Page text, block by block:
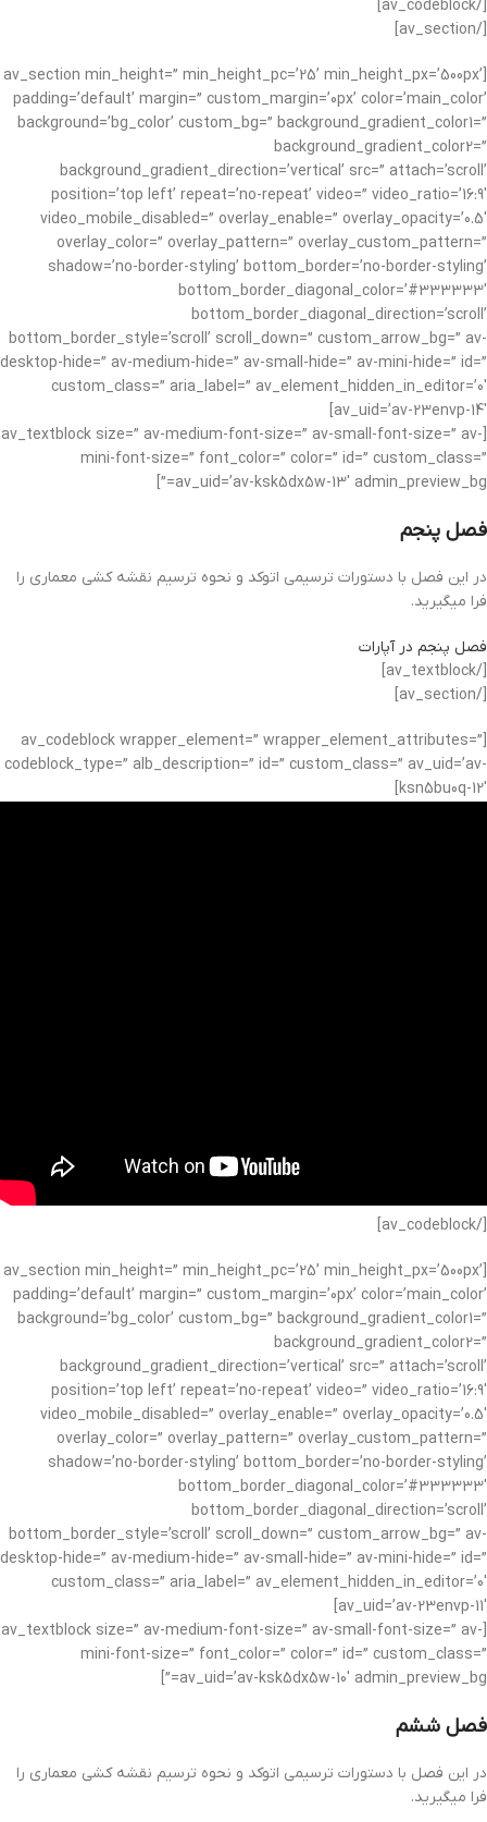
[/av_codeblock]
[/av_section]
[av_section min_height=” min_height_pc=’25’ min_height_px=’500px’
padding=’default’ margin=” custom_margin=’0px’ color=’main_color’
background=’bg_color’ custom_bg=” background_gradient_color1=”
background_gradient_color2=”
background_gradient_direction=’vertical’ src=” attach=’scroll’
position=’top left’ repeat=’no-repeat’ video=” video_ratio=’16:9′
video_mobile_disabled=” overlay_enable=” overlay_opacity=’0.5′
overlay_color=” overlay_pattern=” overlay_custom_pattern=”
shadow=’no-border-styling’ bottom_border=’no-border-styling’
bottom_border_diagonal_color=’#333333′
bottom_border_diagonal_direction=’scroll’
bottom_border_style=’scroll’ scroll_down=” custom_arrow_bg=” av-
desktop-hide=” av-medium-hide=” av-small-hide=” av-mini-hide=” id=”
custom_class=” aria_label=” av_element_hidden_in_editor=’0′
av_uid=’av-23envp-14′]
[av_textblock size=” av-medium-font-size=” av-small-font-size=” av-
mini-font-size=” font_color=” color=” id=” custom_class=”
av_uid=’av-ksk5dx5w-13′ admin_preview_bg=”]
فصل پنجم
در این فصل با دستورات ترسیمی اتوکد و نحوه ترسیم نقشه کشی معماری را
فرا میگیرید.
فصل پنجم در آپارات
[/av_textblock]
[/av_section]
[av_codeblock wrapper_element=” wrapper_element_attributes=”
codeblock_type=” alb_description=” id=” custom_class=” av_uid=’av-
ksn5bu0q-12′]
[/av_codeblock]
[av_section min_height=” min_height_pc=’25’ min_height_px=’500px’
padding=’default’ margin=” custom_margin=’0px’ color=’main_color’
background=’bg_color’ custom_bg=” background_gradient_color1=”
background_gradient_color2=”
background_gradient_direction=’vertical’ src=” attach=’scroll’
position=’top left’ repeat=’no-repeat’ video=” video_ratio=’16:9′
video_mobile_disabled=” overlay_enable=” overlay_opacity=’0.5′
overlay_color=” overlay_pattern=” overlay_custom_pattern=”
shadow=’no-border-styling’ bottom_border=’no-border-styling’
bottom_border_diagonal_color=’#333333′
bottom_border_diagonal_direction=’scroll’
bottom_border_style=’scroll’ scroll_down=” custom_arrow_bg=” av-
desktop-hide=” av-medium-hide=” av-small-hide=” av-mini-hide=” id=”
custom_class=” aria_label=” av_element_hidden_in_editor=’0′
av_uid=’av-23envp-11′]
[av_textblock size=” av-medium-font-size=” av-small-font-size=” av-
mini-font-size=” font_color=” color=” id=” custom_class=”
av_uid=’av-ksk5dx5w-10′ admin_preview_bg=”]
فصل ششم
در این فصل با دستورات ترسیمی اتوکد و نحوه ترسیم نقشه کشی معماری را
فرا میگیرید.